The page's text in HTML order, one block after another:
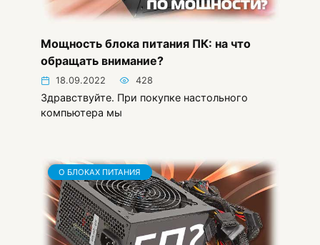
Мощность блока питания ПК: на что
обращать внимание?
18.09.2022 428
Здравствуйте. При покупке настольного
компьютера мы
О БЛОКАХ ПИТАНИЯ